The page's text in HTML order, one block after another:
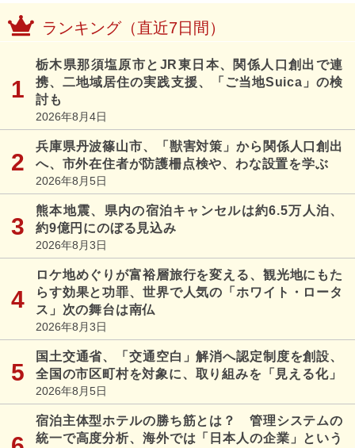
ランキング（直近7日間）
栃木県那須塩原市とJR東日本、関係人口創出で連
携、二地域居住の実践支援、「ご当地Suica」の検
討も
2026年8月4日
兵庫県丹波篠山市、「獣害対策」から関係人口創出
へ、市外在住者が防護柵点検や、わな設置を学ぶ
2026年8月5日
熊本地震、県内の宿泊キャンセルは約6.5万人泊、
約9億円にのぼる見込み
2026年8月3日
ロケ地めぐりが富裕層旅行を変える、観光地にもた
らす効果と功罪、世界で人気の「ホワイト・ロータ
ス」次の舞台は南仏
2026年8月3日
国土交通省、「交通空白」解消へ認定制度を創設、
全国の市区町村を対象に、取り組みを「見える化」
2026年8月5日
宿泊主体型ホテルの勝ち筋とは？ 管理システムの
統一で高度分析、海外では「日本人の企業」という